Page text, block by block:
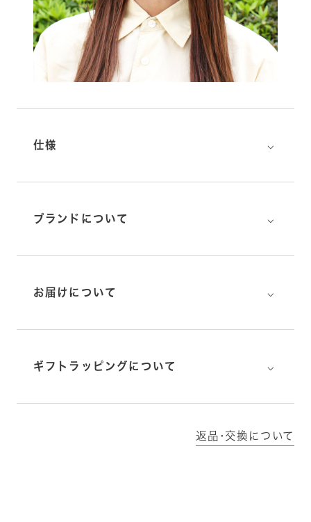
仕様 ⌵
ブランドについて ⌵
お届けについて ⌵
ギフトラッピングについて ⌵
返品･交換について